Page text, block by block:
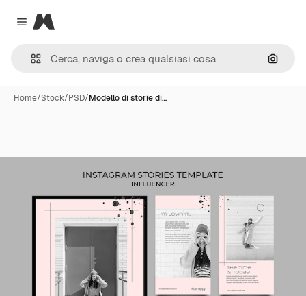
Close menu
Magnific
Cerca
Home/Stock/PSD/Modello di storie di…